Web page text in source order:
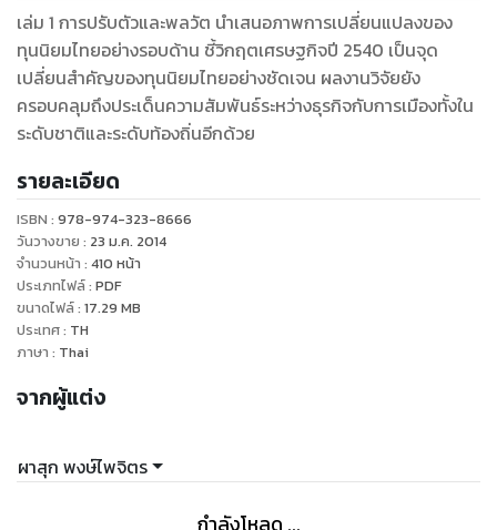
เล่ม 1 การปรับตัวและพลวัต นำเสนอภาพการเปลี่ยนแปลงของ
ทุนนิยมไทยอย่างรอบด้าน ชี้วิกฤตเศรษฐกิจปี 2540 เป็นจุด
เปลี่ยนสำคัญของทุนนิยมไทยอย่างชัดเจน ผลงานวิจัยยัง
ครอบคลุมถึงประเด็นความสัมพันธ์ระหว่างธุรกิจกับการเมืองทั้งใน
ระดับชาติและระดับท้องถิ่นอีกด้วย
รายละเอียด
ISBN : 978-974-323-8666
วันวางขาย : 23 ม.ค. 2014
จำนวนหน้า : 410 หน้า
ประเภทไฟล์: PDF
ขนาดไฟล์: 17.29 MB
ประเทศ: TH
ภาษา : Thai
จากผู้แต่ง
ผาสุก พงษ์ไพจิตร
กำลังโหลด ...